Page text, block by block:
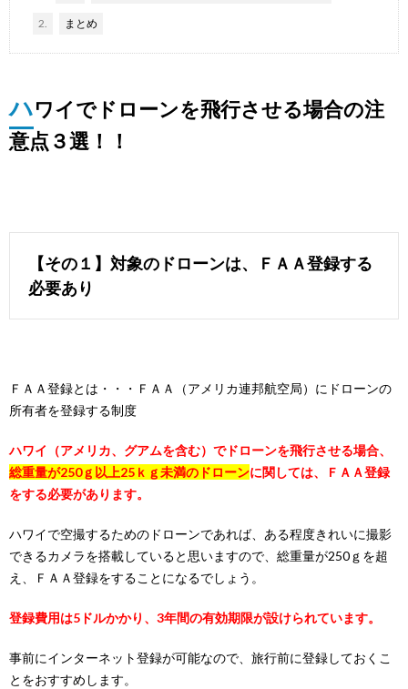
2. まとめ
ハワイでドローンを飛行させる場合の注
意点３選！！
【その１】対象のドローンは、ＦＡＡ登録する
必要あり
ＦＡＡ登録とは・・・ＦＡＡ（アメリカ連邦航空局）にドローンの
所有者を登録する制度
ハワイ（アメリカ、グアムを含む）でドローンを飛行させる場合、
総重量が250ｇ以上25ｋｇ未満のドローンに関しては、ＦＡＡ登録
をする必要があります。
ハワイで空撮するためのドローンであれば、ある程度きれいに撮影
できるカメラを搭載していると思いますので、総重量が250ｇを超
え、ＦＡＡ登録をすることになるでしょう。
登録費用は5ドルかかり、3年間の有効期限が設けられています。
事前にインターネット登録が可能なので、旅行前に登録しておくこ
とをおすすめします。